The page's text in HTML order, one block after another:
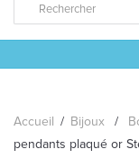
Accueil / Bijoux /
pendants plaqué or